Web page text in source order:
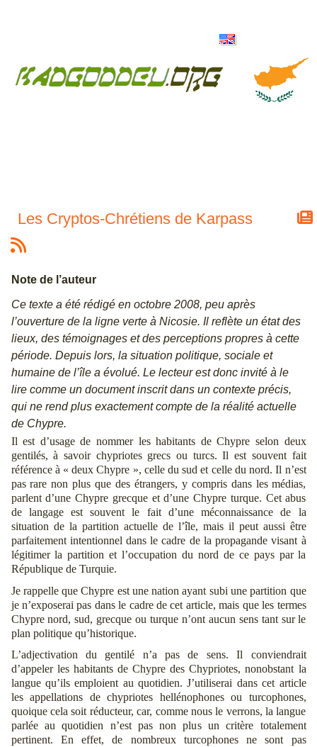
Les Cryptos-Chrétiens de Karpass
Note de l’auteur
Ce texte a été rédigé en octobre 2008, peu après
l’ouverture de la ligne verte à Nicosie. Il reflète un état des
lieux, des témoignages et des perceptions propres à cette
période. Depuis lors, la situation politique, sociale et
humaine de l’île a évolué. Le lecteur est donc invité à le
lire comme un document inscrit dans un contexte précis,
qui ne rend plus exactement compte de la réalité actuelle
de Chypre.
Il est d’usage de nommer les habitants de Chypre selon deux
gentilés, à savoir chypriotes grecs ou turcs. Il est souvent fait
référence à « deux Chypre », celle du sud et celle du nord. Il n’est
pas rare non plus que des étrangers, y compris dans les médias,
parlent d’une Chypre grecque et d’une Chypre turque. Cet abus
de langage est souvent le fait d’une méconnaissance de la
situation de la partition actuelle de l’île, mais il peut aussi être
parfaitement intentionnel dans le cadre de la propagande visant à
légitimer la partition et l’occupation du nord de ce pays par la
République de Turquie.
Je rappelle que Chypre est une nation ayant subi une partition que
je n’exposerai pas dans le cadre de cet article, mais que les termes
Chypre nord, sud, grecque ou turque n’ont aucun sens tant sur le
plan politique qu’historique.
L’adjectivation du gentilé n’a pas de sens. Il conviendrait
d’appeler les habitants de Chypre des Chypriotes, nonobstant la
langue qu’ils emploient au quotidien. J’utiliserai dans cet article
les appellations de chypriotes hellénophones ou turcophones,
quoique cela soit réducteur, car, comme nous le verrons, la langue
parlée au quotidien n’est pas non plus un critère totalement
pertinent. En effet, de nombreux turcophones ne sont pas